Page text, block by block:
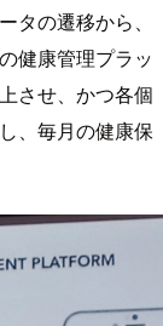
タの遷移から、
健康管理プラッ
させ、かつ各個
、毎月の健康保